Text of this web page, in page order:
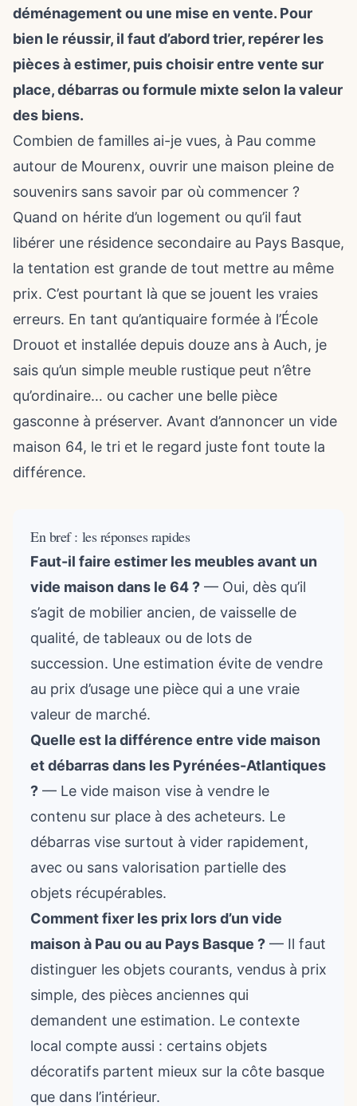
déménagement ou une mise en vente. Pour
bien le réussir, il faut d’abord trier, repérer les
pièces à estimer, puis choisir entre vente sur
place, débarras ou formule mixte selon la valeur
des biens.
Combien de familles ai-je vues, à Pau comme
autour de Mourenx, ouvrir une maison pleine de
souvenirs sans savoir par où commencer ?
Quand on hérite d’un logement ou qu’il faut
libérer une résidence secondaire au Pays Basque,
la tentation est grande de tout mettre au même
prix. C’est pourtant là que se jouent les vraies
erreurs. En tant qu’antiquaire formée à l’École
Drouot et installée depuis douze ans à Auch, je
sais qu’un simple meuble rustique peut n’être
qu’ordinaire… ou cacher une belle pièce
gasconne à préserver. Avant d’annoncer un vide
maison 64, le tri et le regard juste font toute la
différence.
En bref : les réponses rapides
Faut-il faire estimer les meubles avant un
vide maison dans le 64 ? — Oui, dès qu’il
s’agit de mobilier ancien, de vaisselle de
qualité, de tableaux ou de lots de
succession. Une estimation évite de vendre
au prix d’usage une pièce qui a une vraie
valeur de marché.
Quelle est la différence entre vide maison
et débarras dans les Pyrénées-Atlantiques
? — Le vide maison vise à vendre le
contenu sur place à des acheteurs. Le
débarras vise surtout à vider rapidement,
avec ou sans valorisation partielle des
objets récupérables.
Comment fixer les prix lors d’un vide
maison à Pau ou au Pays Basque ? — Il faut
distinguer les objets courants, vendus à prix
simple, des pièces anciennes qui
demandent une estimation. Le contexte
local compte aussi : certains objets
décoratifs partent mieux sur la côte basque
que dans l’intérieur.